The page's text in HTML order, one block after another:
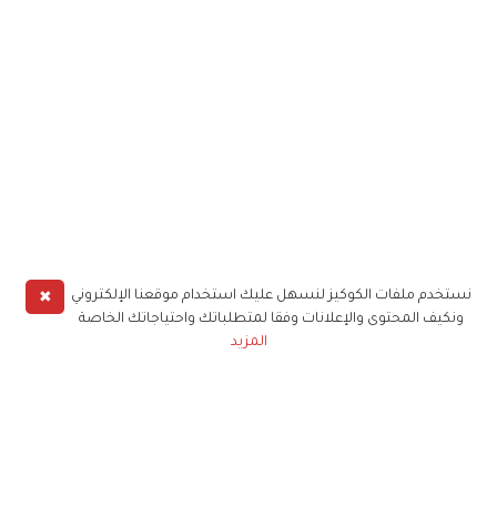
✖
نستخدم ملفات الكوكيز لنسهل عليك استخدام موقعنا الإلكتروني
ونكيف المحتوى والإعلانات وفقا لمتطلباتك واحتياجاتك الخاصة
المزيد